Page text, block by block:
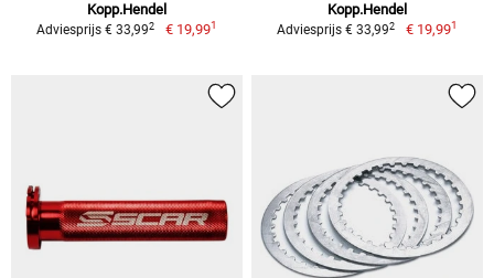
Kopp.Hendel
Adviesprijs € 33,992 € 19,991
Kopp.Hendel
Adviesprijs € 33,992 € 19,991